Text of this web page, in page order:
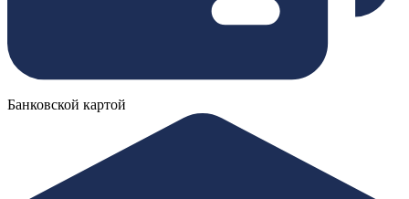
Банковской картой